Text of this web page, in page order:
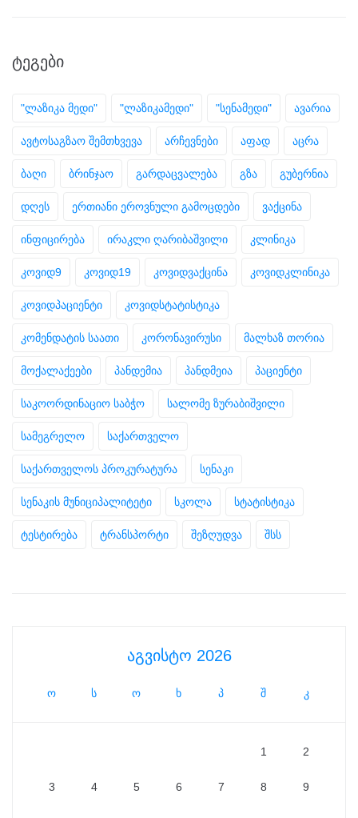
ᲢᲔᲒᲔᲑᲘ
"ლაზიკა მედი" "ლაზიკამედი" "სენამედი" ავარია
ავტოსაგზაო შემთხვევა არჩევნები აფად აცრა
ბაღი ბრინჯაო გარდაცვალება გზა გუბერნია
დღეს ერთიანი ეროვნული გამოცდები ვაქცინა
ინფიცირება ირაკლი ღარიბაშვილი კლინიკა
კოვიდ9 კოვიდ19 კოვიდვაქცინა კოვიდკლინიკა
კოვიდპაციენტი კოვიდსტატისტიკა
კომენდატის საათი კორონავირუსი მალხაზ თორია
მოქალაქეები პანდემია პანდმეია პაციენტი
საკოორდინაციო საბჭო სალომე ზურაბიშვილი
სამეგრელო საქართველო
საქართველოს პროკურატურა სენაკი
სენაკის მუნიციპალიტეტი სკოლა სტატისტიკა
ტესტირება ტრანსპორტი შეზღუდვა შსს
აგვისტო 2026
ო ს ო ხ პ შ კ
1 2
3 4 5 6 7 8 9